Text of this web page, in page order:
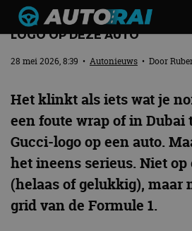
Autotests
Automerken
Adverteren
Contact
MotorRAI.nl
GEEN GRAP: VANAF 2027 ZIT
LOGO OP DEZE AUTO
28 mei 2026, 8:39 • Autonieuws • Door
Het klinkt als iets wat je
een foute wrap of in Dubai
Gucci-logo op een auto.
het ineens serieus. Niet op
(helaas of gelukkig), maar
grid van de Formule 1.